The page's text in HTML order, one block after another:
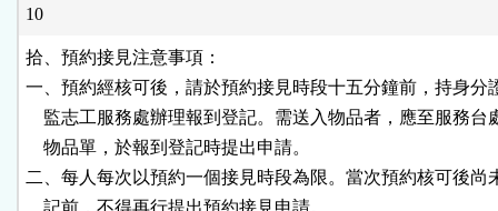
10
拾、預約接見注意事項：
一、預約經核可後，請於預約接見時段十五分鐘前，持身分
監志工服務處辦理報到登記。需送入物品者，應至服務台
    物品單，於報到登記時提出申請。
二、每人每次以預約一個接見時段為限。當次預約核可後尚